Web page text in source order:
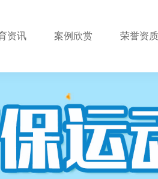
资讯 案例欣赏 荣誉资质